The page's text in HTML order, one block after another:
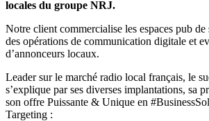
locales du groupe NRJ.
Notre client commercialise les espaces pub de
des opérations de communication digitale et
d’annonceurs locaux.
Leader sur le marché radio local français, le
s’explique par ses diverses implantations, sa
son offre Puissante & Unique en
Targeting :